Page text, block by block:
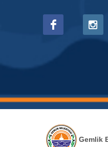
Gemlik